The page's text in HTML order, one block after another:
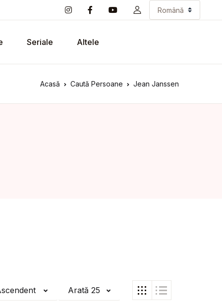
Seriale Altele
Acasă Caută Persoane Jean Janssen
Arată 25